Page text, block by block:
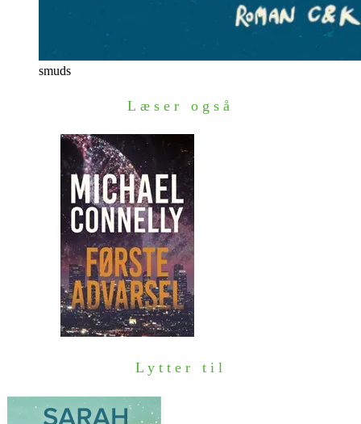
smuds
Læser også
Lytter til